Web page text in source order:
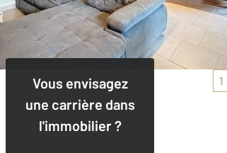
Vous envisagez
une carrière dans
l'immobilier ?
1